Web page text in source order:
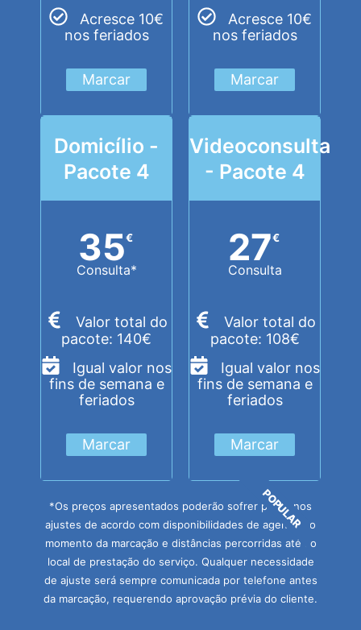
Acresce 10€
nos feriados
Marcar
Domicílio -
Pacote 4
35€
Consulta*
Valor total do
pacote: 140€
Igual valor nos
fins de semana e
feriados
Marcar
Acresce 10€
nos feriados
Marcar
Videoconsulta
- Pacote 4
27€
Consulta
Valor total do
pacote: 108€
Igual valor nos
fins de semana e
feriados
Marcar
POPULAR
*Os preços apresentados poderão sofrer pequenos
ajustes de acordo com disponibilidades de agenda no
momento da marcação e distâncias percorridas até ao
local de prestação do serviço. Qualquer necessidade
de ajuste será sempre comunicada por telefone antes
da marcação, requerendo aprovação prévia do cliente.